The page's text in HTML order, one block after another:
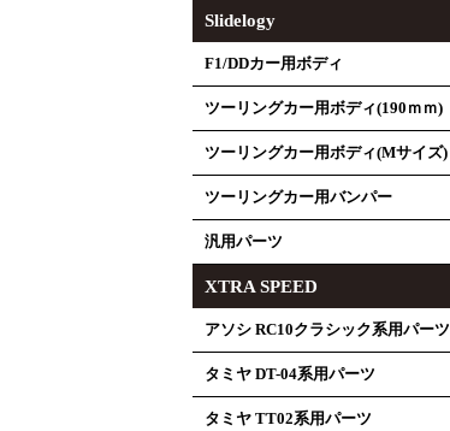
Slidelogy
F1/DDカー用ボディ
ツーリングカー用ボディ(190ｍｍ)
ツーリングカー用ボディ(Mサイズ)
ツーリングカー用バンパー
汎用パーツ
XTRA SPEED
アソシ RC10クラシック系用パーツ
タミヤ DT-04系用パーツ
タミヤ TT02系用パーツ